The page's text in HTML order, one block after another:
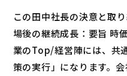
この田中社長の決意と取
場後の継続成長：要旨 時
業のTop/経営陣には、共
策の実行」になります。